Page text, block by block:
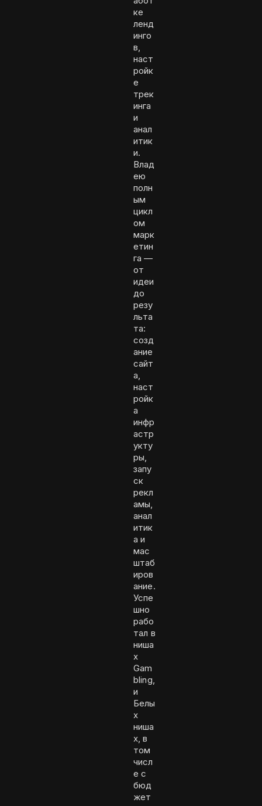
ке
ленд
инго
в,
наст
ройк
е
трек
инга
и
анал
итик
и.
Влад
ею
полн
ым
цикл
ом
марк
етин
га —
от
идеи
до
резу
льта
та:
созд
ание
сайт
а,
наст
ройк
а
инфр
астр
укту
ры,
запу
ск
рекл
амы,
анал
итик
а и
мас
штаб
иров
ание.
Успе
шно
рабо
тал в
ниша
х
Gam
bling,
и
Белы
х
ниша
х, в
том
числ
е с
бюд
жет